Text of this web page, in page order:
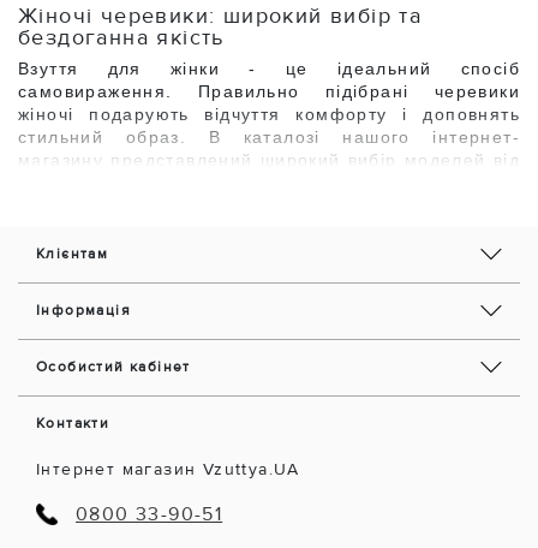
Жіночі черевики: широкий вибір та
бездоганна якість
Взуття для жінки - це ідеальний спосіб
самовираження. Правильно підібрані черевики
жіночі подарують відчуття комфорту і доповнять
стильний образ. В каталозі нашого інтернет-
магазину представлений широкий вибір моделей від
Актуальні новинки і улюблена «класика»
Більшість жінок прагнуть залишатися в тренді, тому
чимало часу виділяють
для пошуку відповідного
асортименті нашого інтернет-магазину
представлені
різноманітні види популярних моделей:
популярністю. Ці акуратні і
стилі «ретро» прекрасно поєднуються з
романтичним або
Клієнтам
Інформація
Особистий кабінет
Контакти
Інтернет магазин Vzuttya.UA
0800 33-90-51